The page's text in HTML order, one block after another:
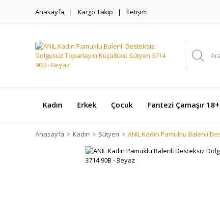
Anasayfa Kargo Takip İletişim
Kadın Erkek Çocuk Fantezi Çamaşır 18+
Anasayfa Kadın Sütyen ANIL Kadın Pamuklu Balenli